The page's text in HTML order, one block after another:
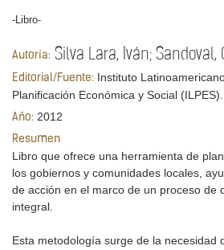
-Libro-
Autoría: Silva Lara, Iván; Sandoval,
Editorial/Fuente: Instituto
Planificación Económica y Social
Año: 2012
Resumen
Libro que ofrece una herramienta de
los gobiernos y comunidades locales,
de acción en el marco de un proceso de
integral.
Esta metodología surge de la necesidad